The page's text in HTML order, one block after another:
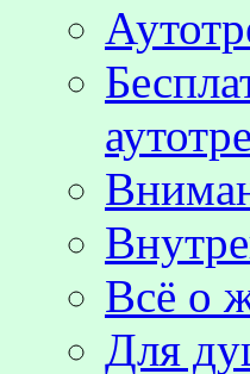
Всё о
Для